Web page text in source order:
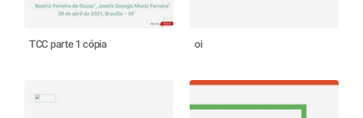
TCC parte 1 cópia oi